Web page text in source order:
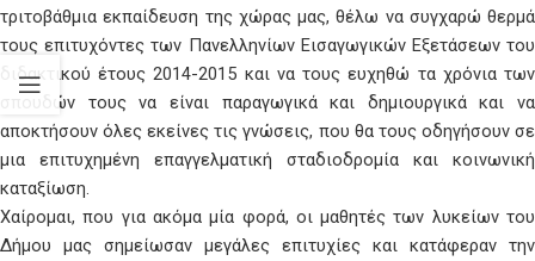
τριτοβάθμια εκπαίδευση της χώρας μας, θέλω να συγχαρώ θερμά
τους επιτυχόντες των Πανελληνίων Εισαγωγικών Εξετάσεων του
διδακτικού έτους 2014-2015 και να τους ευχηθώ τα χρόνια των
σπουδών τους να είναι παραγωγικά και δημιουργικά και να
αποκτήσουν όλες εκείνες τις γνώσεις, που θα τους οδηγήσουν σε
μια επιτυχημένη επαγγελματική σταδιοδρομία και κοινωνική
καταξίωση.
Χαίρομαι, που για ακόμα μία φορά, οι μαθητές των λυκείων του
Δήμου μας σημείωσαν μεγάλες επιτυχίες και κατάφεραν την